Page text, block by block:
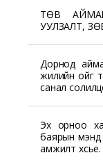
ТӨВ
УУЛЗАЛТ,
Дорнод
жилийн ойг
санал
Эх орноо
баярын мэнд
амжилт хүсье.